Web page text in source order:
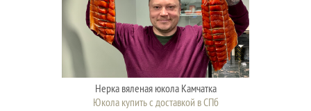
Нерка вяленая юкола Камчатка
Юкола купить с доставкой в СПб